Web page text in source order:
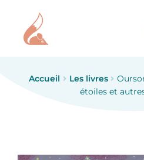
Accueil Les livres
étoiles et